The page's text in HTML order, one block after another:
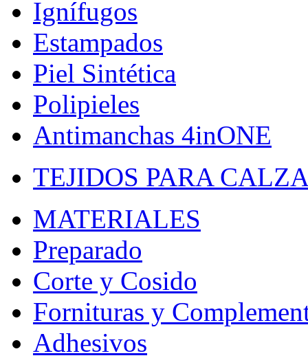
Ignífugos
Estampados
Piel Sintética
Polipieles
Antimanchas 4inONE
TEJIDOS PARA
MATERIALES
Preparado
Corte y Cosido
Fornituras y
Adhesivos